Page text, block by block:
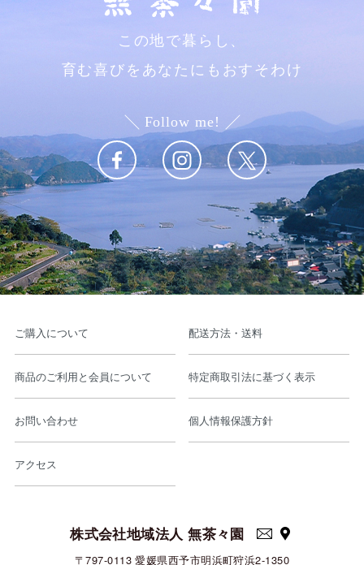
この地で暮らし、
育む喜びをあなたにもおすそわけ
Follow me!
ご購入について 配送方法・送料
商品のご利用と会員について 特定商取引法に基づく表示
お問い合わせ 個人情報保護方針
アクセス
株式会社地域法人 無茶々園
〒797-0113 愛媛県西予市明浜町狩浜2-1350